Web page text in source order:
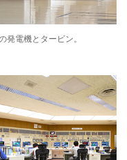
発電機とタービン。